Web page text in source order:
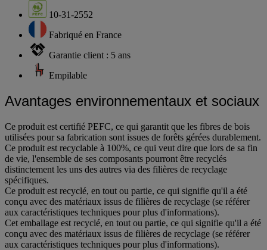
10-31-2552
Fabriqué en France
Garantie client : 5 ans
Empilable
Avantages environnementaux et sociaux
Ce produit est certifié PEFC, ce qui garantit que les fibres de bois
utilisées pour sa fabrication sont issues de forêts gérées durablement.
Ce produit est recyclable à 100%, ce qui veut dire que lors de sa fin
de vie, l'ensemble de ses composants pourront être recyclés
distinctement les uns des autres via des filières de recyclage
spécifiques.
Ce produit est recyclé, en tout ou partie, ce qui signifie qu'il a été
conçu avec des matériaux issus de filières de recyclage (se référer
aux caractéristiques techniques pour plus d'informations).
Cet emballage est recyclé, en tout ou partie, ce qui signifie qu'il a été
conçu avec des matériaux issus de filières de recyclage (se référer
aux caractéristiques techniques pour plus d'informations).